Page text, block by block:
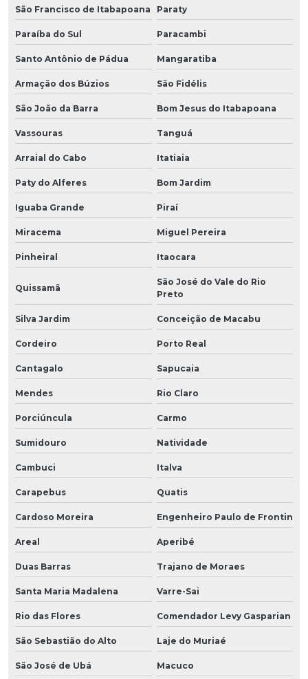
São Francisco de Itabapoana Paraty
Paraíba do Sul Paracambi
Santo Antônio de Pádua Mangaratiba
Armação dos Búzios São Fidélis
São João da Barra Bom Jesus do Itabapoana
Vassouras Tanguá
Arraial do Cabo Itatiaia
Paty do Alferes Bom Jardim
Iguaba Grande Piraí
Miracema Miguel Pereira
Pinheiral Itaocara
Quissamã
São José do Vale do Rio
Preto
Silva Jardim Conceição de Macabu
Cordeiro Porto Real
Cantagalo Sapucaia
Mendes Rio Claro
Porciúncula Carmo
Sumidouro Natividade
Cambuci Italva
Carapebus Quatis
Cardoso Moreira Engenheiro Paulo de Frontin
Areal Aperibé
Duas Barras Trajano de Moraes
Santa Maria Madalena Varre-Sai
Rio das Flores Comendador Levy Gasparian
São Sebastião do Alto Laje do Muriaé
São José de Ubá Macuco